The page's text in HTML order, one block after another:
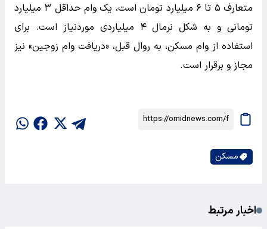
متعارف ۵ تا ۶ میلیارد تومان است، یک وام حداقل ۳ میلیارد
تومانی و به شکل نرمال ۴ میلیاردی موردنیاز است. برای
استفاده از وام مسکن، به روال قبل، «دریافت وام زوجین» نیز
مجاز و برقرار است.
مسکن
اخبار مرتبط